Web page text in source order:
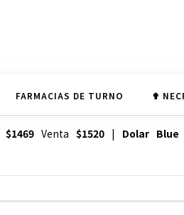
FARMACIAS DE TURNO ✟
$1469Venta $1520| Dolar Blue